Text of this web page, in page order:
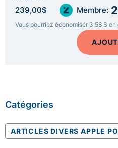
239,00$ Membre:
Vous pourriez économiser 3,58 $
Catégories
ARTICLES DIVERS APPLE